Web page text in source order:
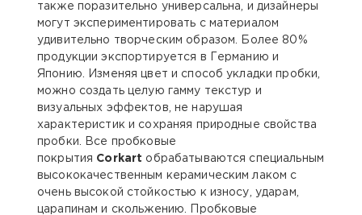
также поразительно универсальна, и дизайнеры
могут экспериментировать с материалом
удивительно творческим образом. Более 80%
продукции экспортируется в Германию и
Японию. Изменяя цвет и способ укладки пробки,
можно создать целую гамму текстур и
визуальных эффектов, не нарушая
характеристик и сохраняя природные свойства
пробки. Все пробковые
покрытия Corkart обрабатываются специальным
высококачественным керамическим лаком с
очень высокой стойкостью к износу, ударам,
царапинам и скольжению. Пробковые